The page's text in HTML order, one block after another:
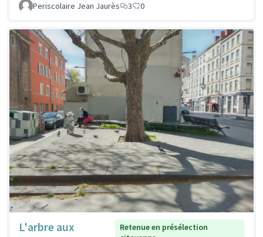
Periscolaire Jean Jaurès
3 0
L'arbre aux
Retenue en présélection